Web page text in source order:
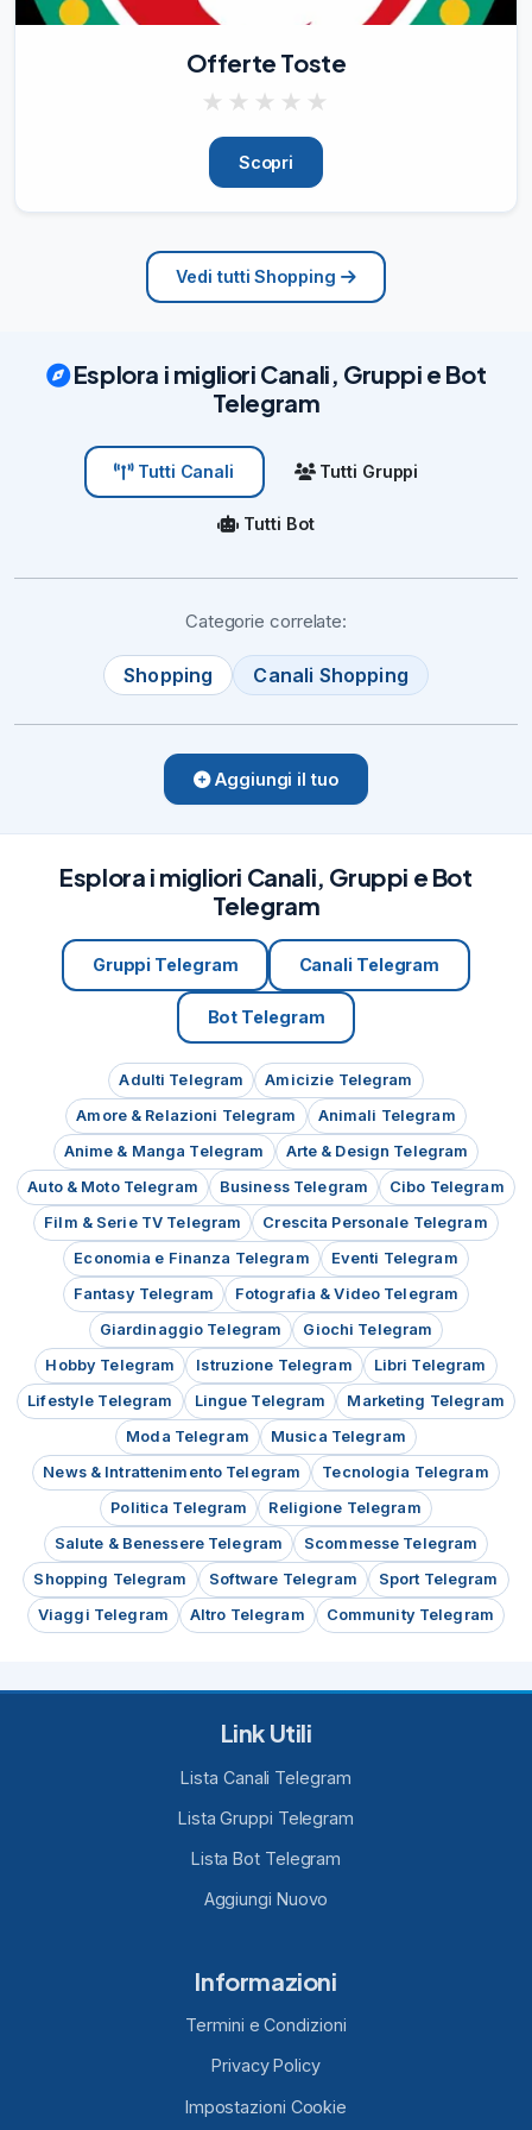
Interesse per logistica e trasporti
Precisione e voglia di imparare
Stage 6 mesi con possibilità di
Rimborso spese €800/mese
Ticket rest
Offerte Toste
★ ★ ★ ★ ★
Scopri
Vedi tutti Shopping
Esplora i migliori Canali, Gruppi e Bot
Telegram
Tutti Canali Tutti Gruppi
Tutti Bot
Categorie correlate:
Shopping Canali Shopping
Aggiungi il tuo
Esplora i migliori Canali, Gruppi e Bot
Telegram
Gruppi Telegram Canali Telegram
Bot Telegram
Adulti Telegram
Amicizie Telegram
Amore & Relazioni Telegram
Animali Telegram
Anime & Manga Telegram
Arte & Design Telegram
Auto & Moto Telegram
Business Telegram
Cibo Telegram
Film & Serie TV Telegram
Crescita Personale Telegram
Economia e Finanza Telegram
Eventi Telegram
Fantasy Telegram
Fotografia & Video Telegram
Giardinaggio Telegram
Giochi Telegram
Hobby Telegram
Istruzione Telegram
Libri Telegram
Lifestyle Telegram
Lingue Telegram
Marketing Telegram
Moda Telegram
Musica Telegram
News & Intrattenimento Telegram
Tecnologia Telegram
Politica Telegram
Religione Telegram
Salute & Benessere Telegram
Scommesse Telegram
Shopping Telegram
Software Telegram
Sport Telegram
Viaggi Telegram
Altro Telegram Community Telegram
Link Utili
Lista Canali Telegram
Lista Gruppi Telegram
Lista Bot Telegram
Aggiungi Nuovo
Informazioni
Termini e Condizioni
Privacy Policy
Impostazioni Cookie